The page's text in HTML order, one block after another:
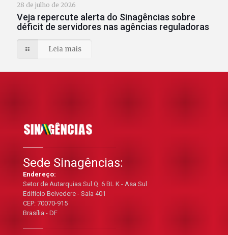
28 de julho de 2026
Veja repercute alerta do Sinagências sobre
déficit de servidores nas agências reguladoras
Leia mais
Sede Sinagências:
Endereço:
Setor de Autarquias Sul Q. 6 BL K - Asa Sul
Edifício Belvedere - Sala 401
CEP: 70070-915
Brasília - DF